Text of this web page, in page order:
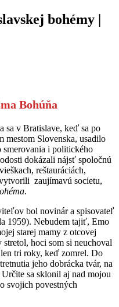
bohémy |
Bohúňa
sa v Bratislave, keď sa po
mestom Slovenska, usadilo
smerovania i politického
dokázali nájsť spoločnú
reštauráciách,
zaujímavú societu,
.
bol novinár a spisovateľ
1959). Nebudem tajiť, Emo
starej mamy z otcovej
hoci som si neuchoval
tri roky, keď zomrel. Do
jeho dobrácka tvár, na
sa sklonil aj nad mojou
svojich povestných